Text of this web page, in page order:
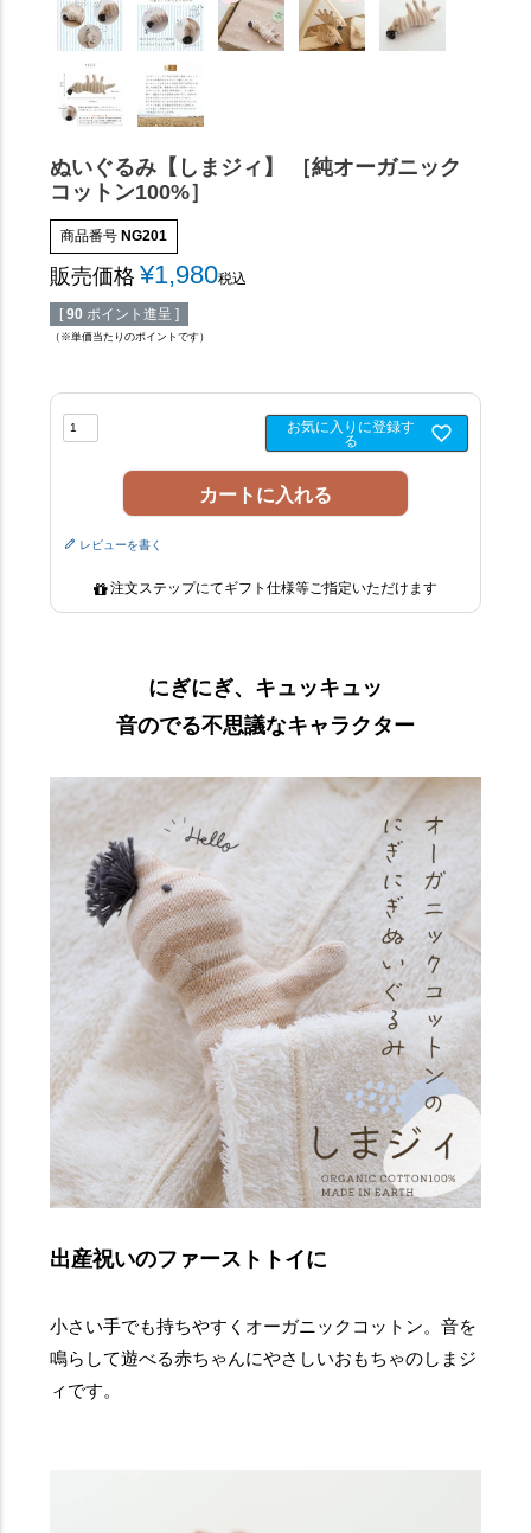
ぬいぐるみ【しまジィ】 ［純オーガニック
コットン100%］
商品番号 NG201
販売価格 ¥1,980税込
[ 90 ポイント進呈 ]
（※単価当たりのポイントです）
にぎにぎ、キュッキュッ
音のでる不思議なキャラクター
出産祝いのファーストトイに
小さい手でも持ちやすくオーガニックコットン。音を
鳴らして遊べる赤ちゃんにやさしいおもちゃのしまジ
ィです。
お気に入りに登録す
る
カートに入れる
レビューを書く
注文ステップにてギフト仕様等ご指定いただけます